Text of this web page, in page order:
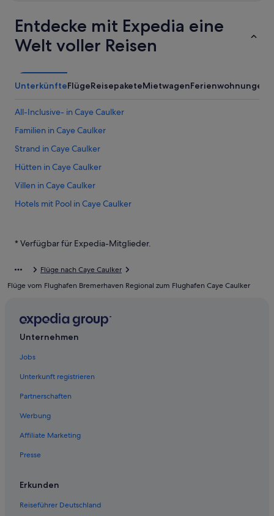
Entdecke mit Expedia eine
Welt voller Reisen
UnterkünfteFlügeReisepaketeMietwagenFerienwohnungen
All-Inclusive- in Caye Caulker
Familien in Caye Caulker
Strand in Caye Caulker
Hütten in Caye Caulker
Villen in Caye Caulker
Hotels mit Pool in Caye Caulker
Luxus in Caye Caulker
Cottages in Caye Caulker
Golf in Caye Caulker
Hostels in Meeresschutzgebiet auf Caye Caulker
B&B in Caye Caulker
Haustierfreundliche in Caye Caulker
Hotels nahe Caye Caulker
* Verfügbar für Expedia-Mitglieder.
Flüge nach Caye Caulker
Flüge vom Flughafen Bremerhaven Regional zum Flughafen Caye Caulker
Unternehmen
Jobs
Unterkunft registrieren
Partnerschaften
Werbung
Affiliate Marketing
Presse
Erkunden
Reiseführer Deutschland